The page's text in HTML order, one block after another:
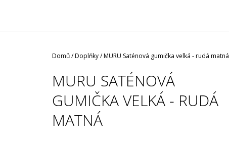
Domů/Doplňky/MURU Saténová gumička velká - rudá matná
MURU SATÉNOVÁ
GUMIČKA VELKÁ - RUDÁ
MATNÁ